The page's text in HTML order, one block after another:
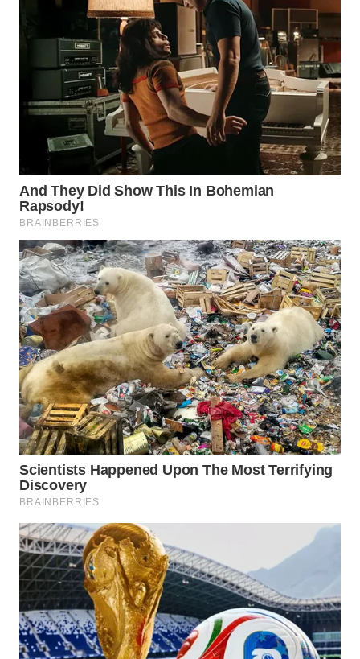
WN
WN
SIMALUNGUN
LABUHANBATU
WN
TENGAH
WN DELI
SERDANG
WN
TEBING
TINGGI
WN
PAKPAK
WN
KARAWANG
WN
BEKASI
WN
BOGOR